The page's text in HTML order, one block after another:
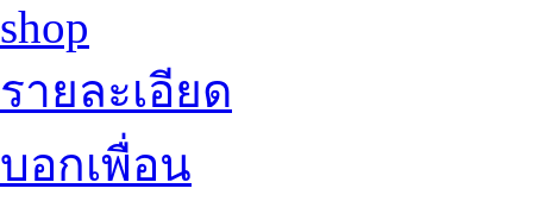
shop
รายละเอียด
บอกเพื่อน